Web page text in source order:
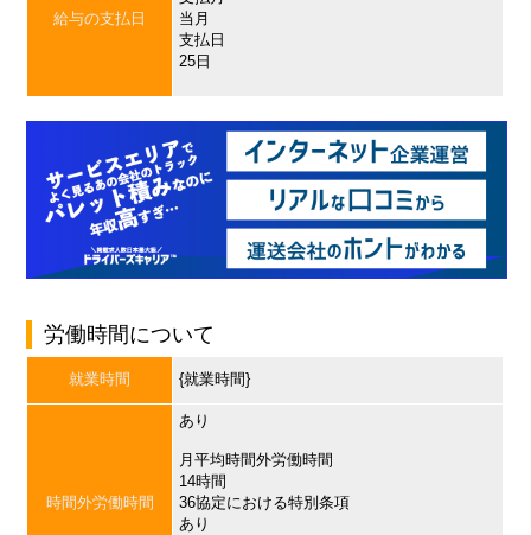
給与の支払日
当月
支払日
25日
労働時間について
就業時間 {就業時間}
時間外労働時間
あり
月平均時間外労働時間
14時間
36協定における特別条項
あり